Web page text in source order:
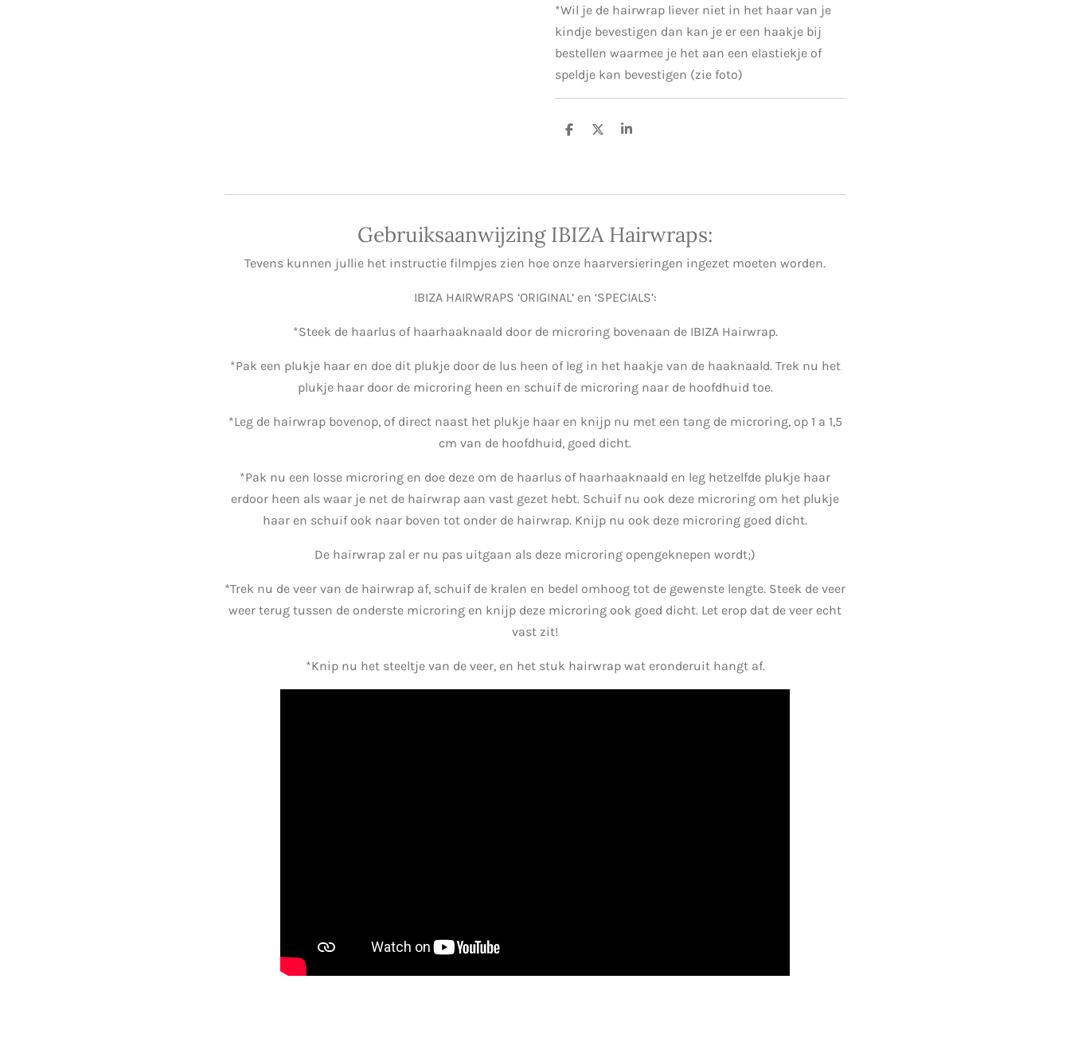
*Wil je de hairwrap liever niet in het haar van je
kindje bevestigen dan kan je er een haakje bij
bestellen waarmee je het aan een elastiekje of
speldje kan bevestigen (zie foto)
D
D
S
Gebruiksaanwijzing IBIZA Hairwraps:
Tevens kunnen jullie het instructie filmpjes zien hoe onze haarversieringen ingezet moeten worden.
IBIZA HAIRWRAPS ‘ORIGINAL’ en ‘SPECIALS’:
*Steek de haarlus of haarhaaknaald door de microring bovenaan de IBIZA Hairwrap.
*Pak een plukje haar en doe dit plukje door de lus heen of leg in het haakje van de haaknaald. Trek nu het
plukje haar door de microring heen en schuif de microring naar de hoofdhuid toe.
*Leg de hairwrap bovenop, of direct naast het plukje haar en knijp nu met een tang de microring, op 1 a 1,5
cm van de hoofdhuid, goed dicht.
*Pak nu een losse microring en doe deze om de haarlus of haarhaaknaald en leg hetzelfde plukje haar
erdoor heen als waar je net de hairwrap aan vast gezet hebt. Schuif nu ook deze microring om het plukje
haar en schuif ook naar boven tot onder de hairwrap. Knijp nu ook deze microring goed dicht.
De hairwrap zal er nu pas uitgaan als deze microring opengeknepen wordt;)
*Trek nu de veer van de hairwrap af, schuif de kralen en bedel omhoog tot de gewenste lengte. Steek de veer
weer terug tussen de onderste microring en knijp deze microring ook goed dicht. Let erop dat de veer echt
vast zit!
*Knip nu het steeltje van de veer, en het stuk hairwrap wat eronderuit hangt af.